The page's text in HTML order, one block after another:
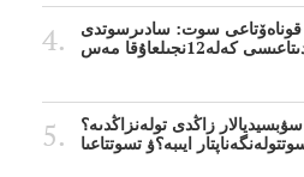
قوناەۆتاعى سوت: سادىرسوتدى
سۋبسيديالار زاڭدى تولەنزاڭدىە؟